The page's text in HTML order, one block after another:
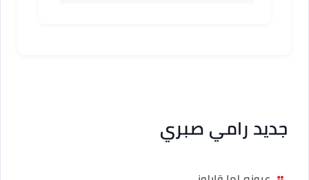
جديد رامي صبري